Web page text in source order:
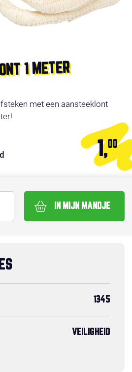
1 METER
met een aansteeklont
1,00
IN MIJN MANDJE
1345
VEILIGHEID